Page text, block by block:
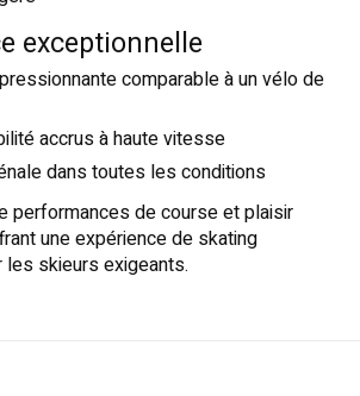
exceptionnelle
comparable à un vélo de
accrus à haute vitesse
dans toutes les conditions
performances de course et plaisir
une expérience de skating
les skieurs exigeants.